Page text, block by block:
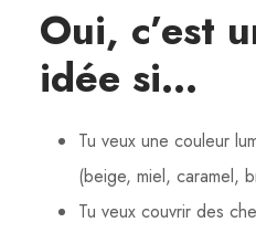
Oui, c’est
idée si…
Tu veux une couleur
(beige, miel, caramel,
Tu veux couvrir des